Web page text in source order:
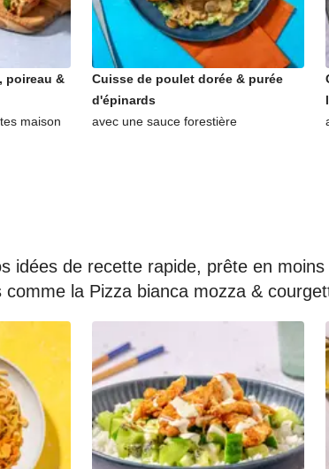
poireau &
maison
Cuisse de poulet dorée & purée
d'épinards
avec une sauce forestière
idées de recette rapide, prête en
la Pizza bianca mozza &